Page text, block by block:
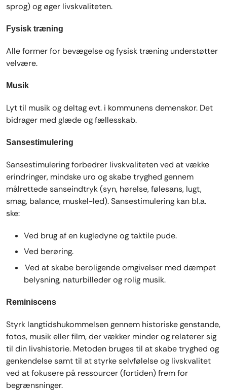
sprog) og øger livskvaliteten.
Fysisk træning
Alle former for bevægelse og fysisk træning understøtter
velvære.
Musik
Lyt til musik og deltag evt. i kommunens demenskor. Det
bidrager med glæde og fællesskab.
Sansestimulering
Sansestimulering forbedrer livskvaliteten ved at vække
erindringer, mindske uro og skabe tryghed gennem
målrettede sanseindtryk (syn, hørelse, følesans, lugt,
smag, balance, muskel-led). Sansestimulering kan bl.a.
ske:
Ved brug af en kugledyne og taktile pude.
Ved berøring.
Ved at skabe beroligende omgivelser med dæmpet
belysning, naturbilleder og rolig musik.
Reminiscens
Styrk langtidshukommelsen gennem historiske genstande,
fotos, musik eller film, der vækker minder og relaterer sig
til din livshistorie. Metoden bruges til at skabe tryghed og
genkendelse samt til at styrke selvfølelse og livskvalitet
ved at fokusere på ressourcer (fortiden) frem for
begrænsninger.